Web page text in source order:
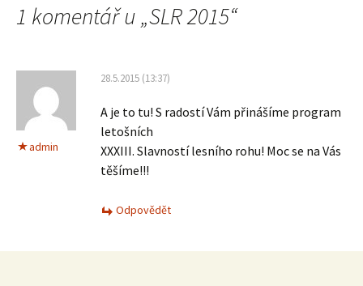
1 komentář u „SLR 2015“
admin
28.5.2015 (13:37)
A je to tu! S radostí Vám přinášíme program
letošních
XXXIII. Slavností lesního rohu! Moc se na Vás
těšíme!!!
Odpovědět